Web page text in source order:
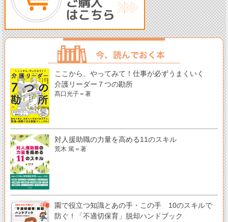
ここから、やってみて！仕事が必ずうまくいく
介護リーダー７つの勘所
髙口光子＝著
対人援助職の力量を高める11のスキル
荒木 篤＝著
園で役立つ知識とあの手・この手 10のスキルで
防ぐ！「不適切保育」脱却ハンドブック